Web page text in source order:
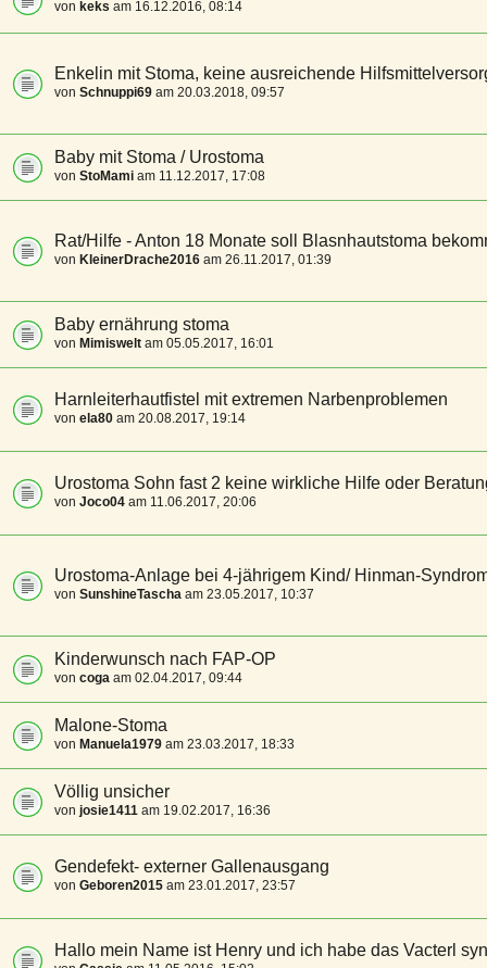
von keks am 16.12.2016, 08:14
Enkelin mit Stoma, keine ausreichende
von Schnuppi69 am 20.03.2018, 09:57
Baby mit Stoma / Urostoma
von StoMami am 11.12.2017, 17:08
Rat/Hilfe - Anton 18 Monate soll Blasnhautstoma
von KleinerDrache2016 am 26.11.2017, 01:39
Baby ernährung stoma
von Mimiswelt am 05.05.2017, 16:01
Harnleiterhautfistel mit extremen Narbenproblemen
von ela80 am 20.08.2017, 19:14
Urostoma Sohn fast 2 keine wirkliche Hilfe oder
von Joco04 am 11.06.2017, 20:06
Urostoma-Anlage bei 4-jährigem Kind/ Hinman-
von SunshineTascha am 23.05.2017, 10:37
Kinderwunsch nach FAP-OP
von coga am 02.04.2017, 09:44
Malone-Stoma
von Manuela1979 am 23.03.2017, 18:33
Völlig unsicher
von josie1411 am 19.02.2017, 16:36
Gendefekt- externer Gallenausgang
von Geboren2015 am 23.01.2017, 23:57
Hallo mein Name ist Henry und ich habe das Vacterl